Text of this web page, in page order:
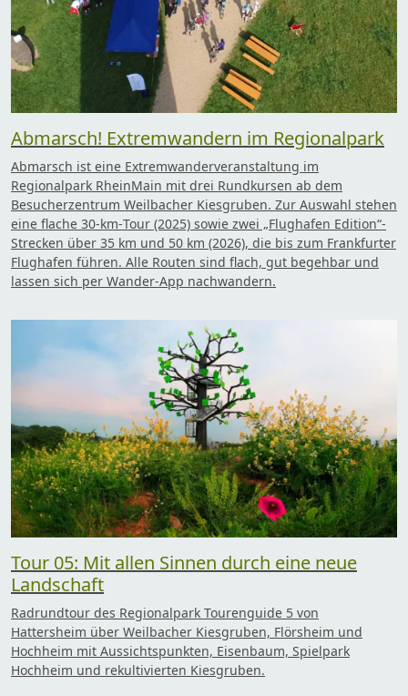
Abmarsch! Extremwandern im Regionalpark
Abmarsch ist eine Extremwanderveranstaltung im
Regionalpark RheinMain mit drei Rundkursen ab dem
Besucherzentrum Weilbacher Kiesgruben. Zur Auswahl stehen
eine flache 30‑km‑Tour (2025) sowie zwei „Flughafen Edition“-
Strecken über 35 km und 50 km (2026), die bis zum Frankfurter
Flughafen führen. Alle Routen sind flach, gut begehbar und
lassen sich per Wander-App nachwandern.
Tour 05: Mit allen Sinnen durch eine neue
Landschaft
Radrundtour des Regionalpark Tourenguide 5 von
Hattersheim über Weilbacher Kiesgruben, Flörsheim und
Hochheim mit Aussichtspunkten, Eisenbaum, Spielpark
Hochheim und rekultivierten Kiesgruben.